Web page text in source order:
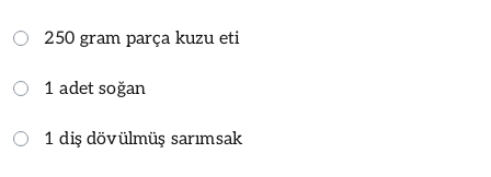
250 gram parça kuzu eti
1 adet soğan
1 diş dövülmüş sarımsak